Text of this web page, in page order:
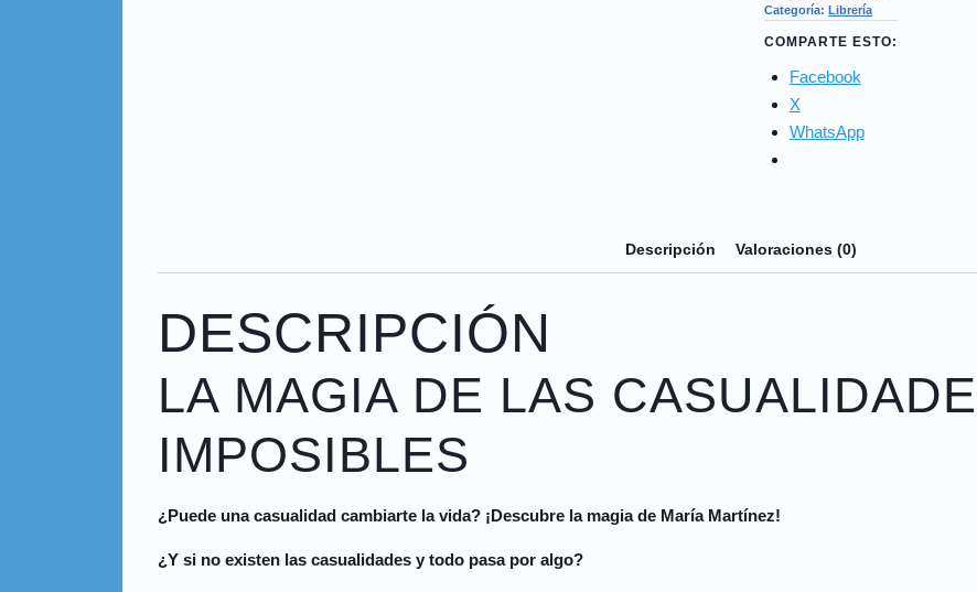
Categoría:Librería
COMPARTE ESTO:
Facebook
X
WhatsApp
Descripción Valoraciones (0)
DESCRIPCIÓN
LA MAGIA DE LAS
IMPOSIBLES
¿Puede una casualidad cambiarte la vida? ¡Descubre la magia de María Martínez!
¿Y si no existen las casualidades y todo pasa por algo?